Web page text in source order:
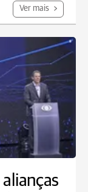
Ver mais